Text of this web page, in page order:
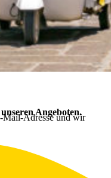
Angeboten.
Mail-Adresse und wir